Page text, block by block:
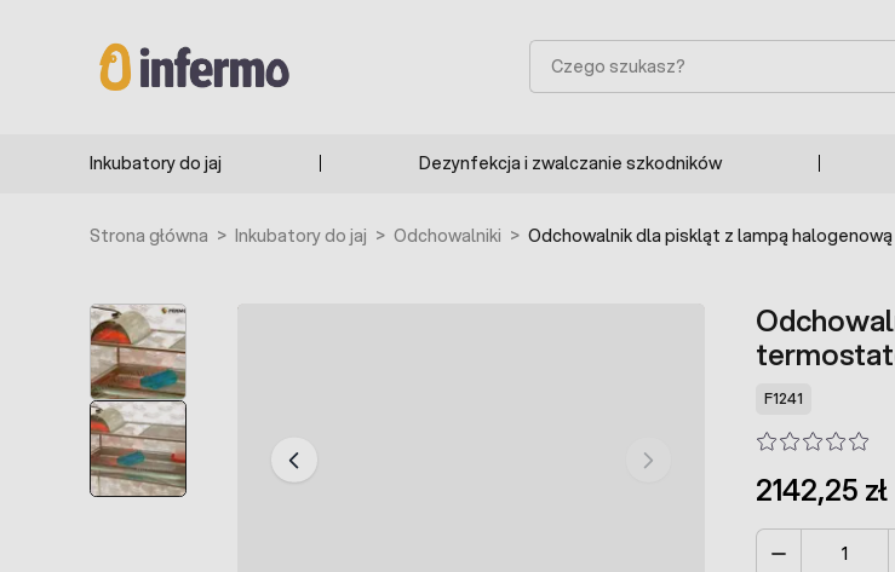
Szukaj
Inkubatory do jaj Dezynfekcja i zwalczanie szkodników
Strona główna > Inkubatory do jaj > Odchowalniki > Odchowalnik dla piskląt z lampą
F1241
2142,25 zł